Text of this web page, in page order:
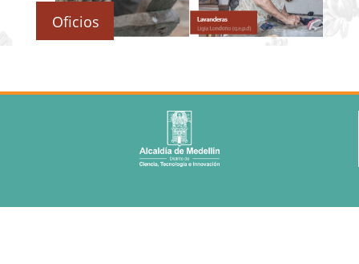
Oficios